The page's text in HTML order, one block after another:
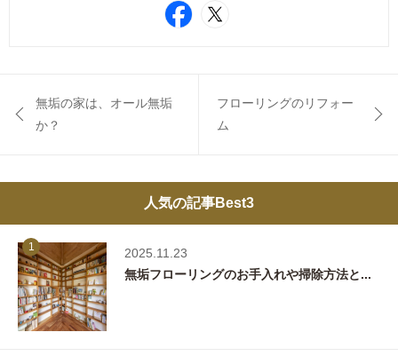
無垢の家は、オール無垢
か？
フローリングのリフォー
ム
人気の記事Best3
1
2025.11.23
無垢フローリングのお手入れや掃除方法と...